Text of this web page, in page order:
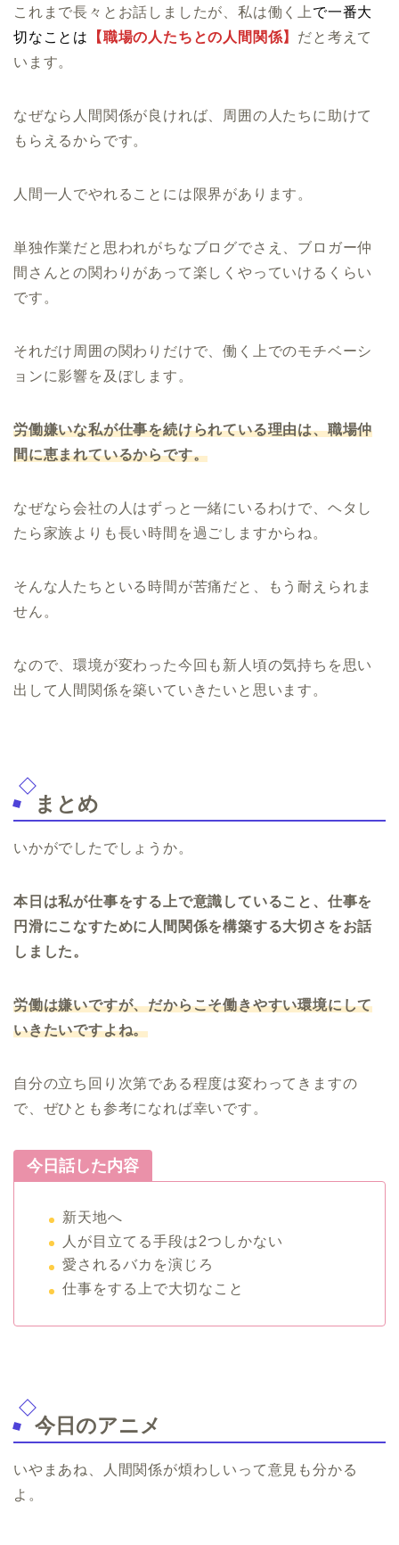
これまで長々とお話しましたが、私は働く上 で一番大
切なことは
【職場の人たちとの人間関係】 だと考えて
います。
なぜなら人間関係が良ければ、周囲の人たちに助けて
もらえるからです。
人間一人でやれることには限界があります。
単独作業だと思われがちなブログでさえ、ブロガー仲
間さんとの関わりがあって楽しくやっていけるくらい
です。
それだけ周囲の関わりだけで、働く上でのモチベーシ
ョンに影響を及ぼします。
労働嫌いな私が仕事を続けられている理由は、職場仲
間に恵まれているからです。
なぜなら会社の人はずっと一緒にいるわけで、ヘタし
たら家族よりも長い時間を過ごしますからね。
そんな人たちといる時間が苦痛だと、もう耐えられま
せん。
なので、環境が変わった今回も新人頃の気持ちを思い
出して人間関係を築いていきたいと思います。
まとめ
いかがでしたでしょうか。
本日は私が仕事をする上で意識していること、仕事を
円滑にこなすために人間関係を構築する大切さをお話
しました。
労働は嫌いですが、だからこそ働きやすい環境にして
いきたいですよね。
自分の立ち回り次第である程度は変わってきますの
で、ぜひとも参考になれば幸いです。
今日話した内容
新天地へ
人が目立てる手段は2つしかない
愛されるバカを演じろ
仕事をする上で大切なこと
今日のアニメ
いやまあね、人間関係が煩わしいって意見も分かる
よ。